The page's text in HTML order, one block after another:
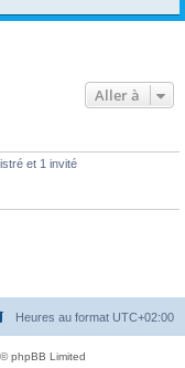
Aller à
et 1 invité
Heures au format UTC+02:00
phpBB Limited